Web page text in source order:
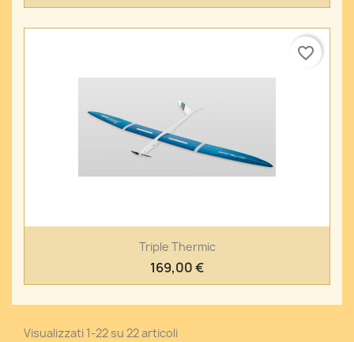
Triple Thermic
169,00 €
favorite_border
Visualizzati 1-22 su 22 articoli